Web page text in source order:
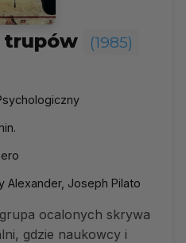
trupów (1985)
Alexander, Joseph Pilato
ocalonych skrywa
gdzie naukowcy i